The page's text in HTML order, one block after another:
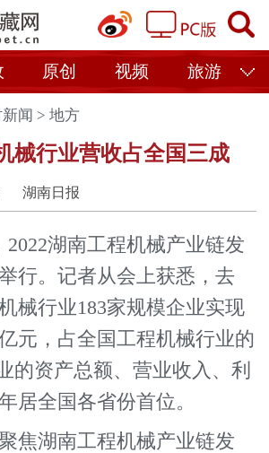
原创 视频 旅游
闻 >地方
械行业营收占全国三成
湖南日报
湖南工程机械产业链发
行。记者从会上获悉，去
械行业183家规模企业实现
元，占全国工程机械行业的
的资产总额、营业收入、利
居全国各省份首位。
湖南工程机械产业链发